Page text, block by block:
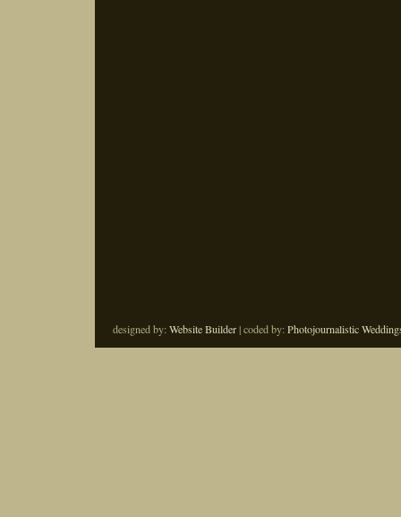
designed by:Website Builder| coded by:Photojournalistic